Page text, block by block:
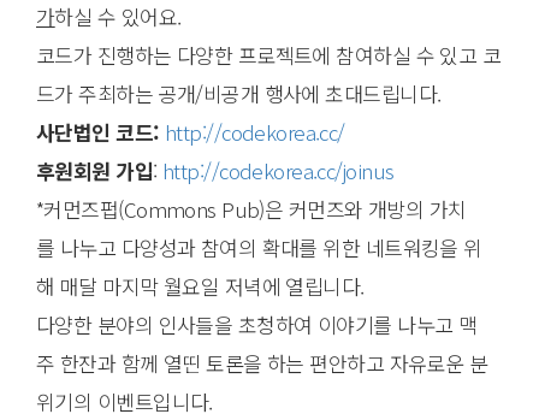
가하실 수 있어요.
코드가 진행하는 다양한 프로젝트에 참여하실 수 있고 코
드가 주최하는 공개/비공개 행사에 초대드립니다.
사단법인 코드: http://codekorea.cc/
후원회원 가입: http://codekorea.cc/joinus
*커먼즈펍(Commons Pub)은 커먼즈와 개방의 가치
를 나누고 다양성과 참여의 확대를 위한 네트워킹을 위
해 매달 마지막 월요일 저녁에 열립니다.
다양한 분야의 인사들을 초청하여 이야기를 나누고 맥
주 한잔과 함께 열띤 토론을 하는 편안하고 자유로운 분
위기의 이벤트입니다.